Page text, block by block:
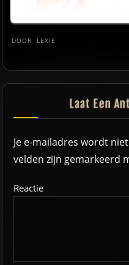
DOOR LEXIE
Laat Een
Je e-mailadres wordt
velden zijn gemarkeerd
Reactie